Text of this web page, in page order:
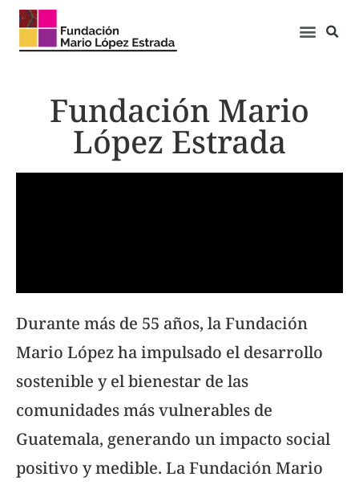
Fundación Mario
López Estrada
Durante más de 55 años, la Fundación
Mario López ha impulsado el desarrollo
sostenible y el bienestar de las
comunidades más vulnerables de
Guatemala, generando un impacto social
positivo y medible. La Fundación Mario